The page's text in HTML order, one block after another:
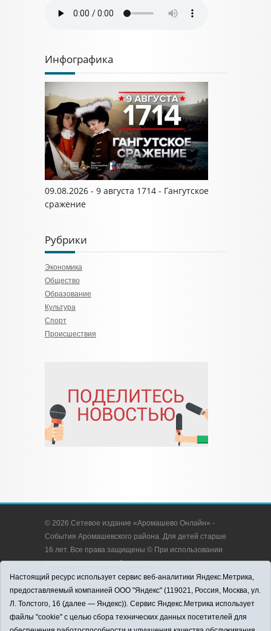
Инфографика
09.08.2026 - 9 августа 1714 - Гангутское
сражение
Рубрики
Экономика
Общество
Образование
Культура
Спорт
Происшествия
© 2026 Сетевое издание «Аромашево Онлайн» -
События Аромашевского района. Для детей старше
16 лет. Все права защищены © При использовании
материалов ссылка обязательна.
Адрес редакции: 627350, Россия, Тюменская
область, Аромашевский район, с. Аромашево, ул.
Кирова, д. 13.
Адрес электронной почты редакции:
Настоящий ресурс использует сервис веб-аналитики Яндекс.Метрика,
предоставляемый компанией ООО "Яндекс" (119021, Россия, Москва, ул.
Л. Толстого, 16 (далее — Яндекс)). Сервис Яндекс.Метрика использует
файлы "cookie" с целью сбора технических данных посетителей для